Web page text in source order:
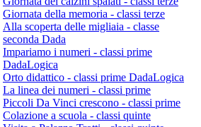
Giornata della memoria - classi terze
Alla scoperta delle migliaia - classe
seconda Dada
Impariamo i numeri - classi prime
DadaLogica
Orto didattico - classi prime DadaLogica
La linea dei numeri - classi prime
Piccoli Da Vinci crescono - classi prime
Colazione a scuola - classi quinte